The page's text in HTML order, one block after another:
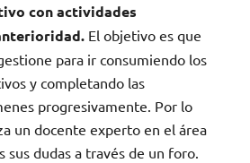
con actividades
El objetivo es que
para ir consumiendo los
y completando las
progresivamente. Por lo
un docente experto en el área
sus dudas a través de un foro.